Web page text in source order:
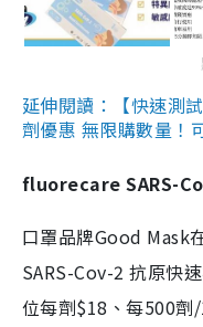
延伸閱讀：【快速測
劑優惠 無限購數量！
fluorecare SARS-
口罩品牌Good Mask
SARS-Cov-2 抗原快
位每劑$18、每500劑